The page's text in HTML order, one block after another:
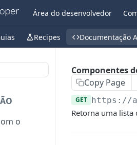
Área do desenvolvedor
Recipes Documentação
o
Componentes
Copy Page
GET https://
Retorna uma lista